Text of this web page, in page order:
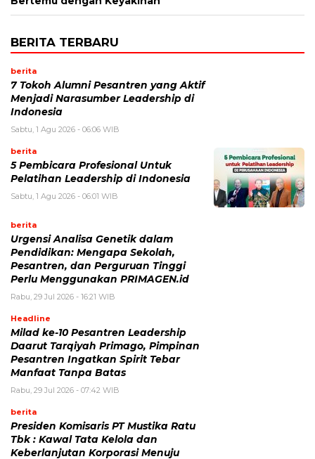
BERITA TERBARU
berita
7 Tokoh Alumni Pesantren yang Aktif
Menjadi Narasumber Leadership di
Indonesia
Sabtu, 1 Agu 2026 - 06:06 WIB
berita
5 Pembicara Profesional Untuk
Pelatihan Leadership di Indonesia
Sabtu, 1 Agu 2026 - 06:01 WIB
berita
Urgensi Analisa Genetik dalam
Pendidikan: Mengapa Sekolah,
Pesantren, dan Perguruan Tinggi
Perlu Menggunakan PRIMAGEN.id
Rabu, 29 Jul 2026 - 16:21 WIB
Headline
Milad ke-10 Pesantren Leadership
Daarut Tarqiyah Primago, Pimpinan
Pesantren Ingatkan Spirit Tebar
Manfaat Tanpa Batas
Rabu, 29 Jul 2026 - 07:42 WIB
berita
Presiden Komisaris PT Mustika Ratu
Tbk : Kawal Tata Kelola dan
Keberlanjutan Korporasi Menuju